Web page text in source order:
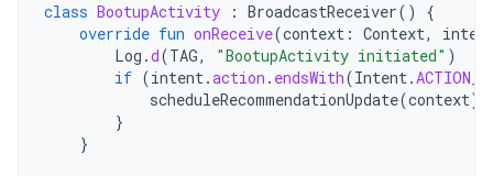
class BootupActivity : BroadcastReceiver()
{
override fun onReceive(context : Context,
Log .d(TAG, "BootupActivity initiated" )
if (intent.action . endsWith(Intent.
scheduleRecommendationUpdate(context)
}
}